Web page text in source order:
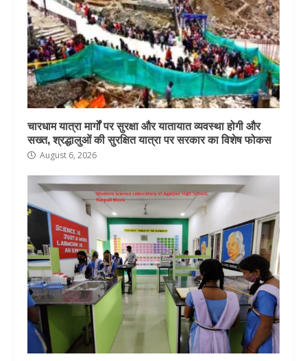
चारधाम यात्रा मार्गों पर सुरक्षा और यातायात व्यवस्था होगी और
सख्त, श्रद्धालुओं की सुरक्षित यात्रा पर सरकार का विशेष फोकस
August 6, 2026